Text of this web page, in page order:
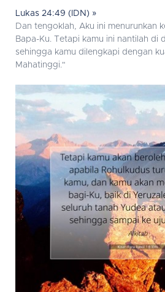
Lukas 24:49 (IDN) »
Dan tengoklah, Aku ini menurunkan
Bapa-Ku. Tetapi kamu ini nantilah di
sehingga kamu dilengkapi dengan
Mahatinggi."